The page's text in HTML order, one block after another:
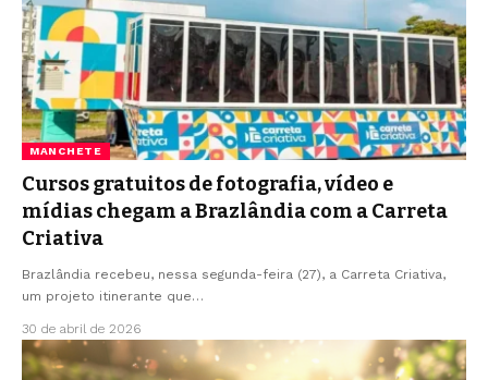
MANCHETE
Cursos gratuitos de fotografia, vídeo e
mídias chegam a Brazlândia com a Carreta
Criativa
Brazlândia recebeu, nessa segunda-feira (27), a Carreta Criativa,
um projeto itinerante que…
30 de abril de 2026